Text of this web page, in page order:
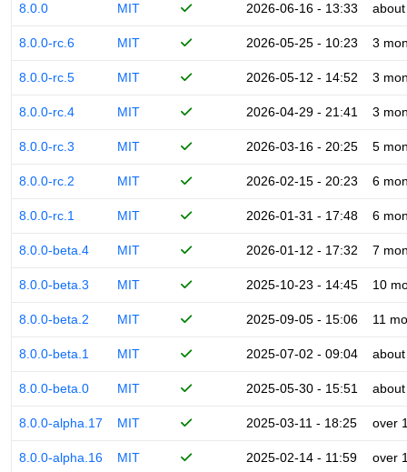
8.0.0 MIT 2026-06-16 - 13:33
8.0.0-rc.6 MIT 2026-05-25 - 10:23 3
8.0.0-rc.5 MIT 2026-05-12 - 14:52 3
8.0.0-rc.4 MIT 2026-04-29 - 21:41 3
8.0.0-rc.3 MIT 2026-03-16 - 20:25 5
8.0.0-rc.2 MIT 2026-02-15 - 20:23 6
8.0.0-rc.1 MIT 2026-01-31 - 17:48 6
8.0.0-beta.4 MIT 2026-01-12 - 17:32 7
8.0.0-beta.3 MIT 2025-10-23 - 14:45 10
8.0.0-beta.2 MIT 2025-09-05 - 15:06 11
8.0.0-beta.1 MIT 2025-07-02 - 09:04
8.0.0-beta.0 MIT 2025-05-30 - 15:51
8.0.0-alpha.17 MIT 2025-03-11 - 18:25 over
8.0.0-alpha.16 MIT 2025-02-14 - 11:59 over